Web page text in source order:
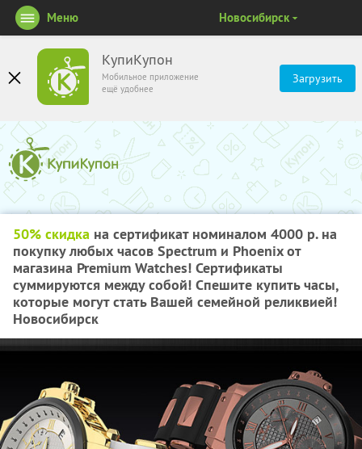
КупиКупон
Мобильное приложение
ещё удобнее
Загрузить
Меню Новосибирск
50% скидка на сертификат номиналом 4000 р. на
покупку любых часов Spectrum и Phoenix от
магазина Premium Watches! Сертификаты
суммируются между собой! Спешите купить часы,
которые могут стать Вашей семейной реликвией!
Новосибирск